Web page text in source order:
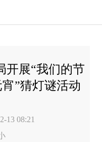
开展“我们的节
”猜灯谜活动
13 08:21